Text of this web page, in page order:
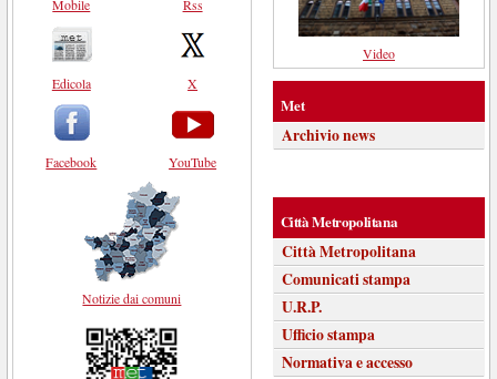
Mobile
Edicola
Facebook
Rss
X
YouTube
Notizie dai comuni
Video
Met
Archivio news
Città Metropolitana
Città Metropolitana
Comunicati stampa
U.R.P.
Ufficio stampa
Normativa e accesso